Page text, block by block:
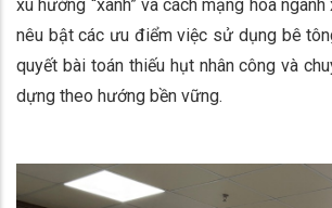
xu hướng “xanh” và cách mạng hóa
nêu bật các ưu điểm việc sử dụng bê
quyết bài toán thiếu hụt nhân công và
dựng theo hướng bền vững.